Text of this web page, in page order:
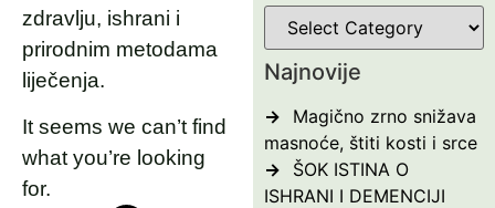
zdravlju, ishrani i
prirodnim metodama
liječenja.
It seems we can’t find
what you’re looking
for.
Najnovije
Magično zrno snižava
masnoće, štiti kosti i srce
ŠOK ISTINA O
ISHRANI I DEMENCIJI